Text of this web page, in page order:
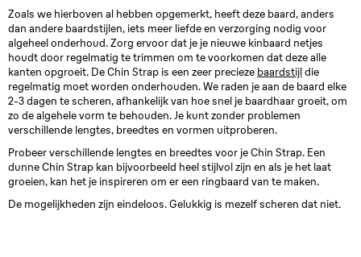
Zoals we hierboven al hebben opgemerkt, heeft deze baard, anders
dan andere baardstijlen, iets meer liefde en verzorging nodig voor
algeheel onderhoud. Zorg ervoor dat je je nieuwe kinbaard netjes
houdt door regelmatig te trimmen om te voorkomen dat deze alle
kanten opgroeit. De Chin Strap is een zeer precieze baardstijldie
regelmatig moet worden onderhouden. We raden je aan de baard elke
2-3 dagen te scheren, afhankelijk van hoe snel je baardhaar groeit, om
zo de algehele vorm te behouden. Je kunt zonder problemen
verschillende lengtes, breedtes en vormen uitproberen.
Probeer verschillende lengtes en breedtes voor je Chin Strap. Een
dunne Chin Strap kan bijvoorbeeld heel stijlvol zijn en als je het laat
groeien, kan het je inspireren om er een ringbaard van te maken.
De mogelijkheden zijn eindeloos. Gelukkig is mezelf scheren dat niet.